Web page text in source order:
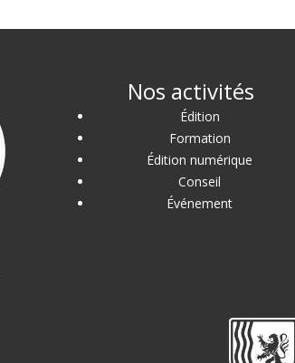
Nos activités
Édition
Formation
Édition numérique
Conseil
Événement